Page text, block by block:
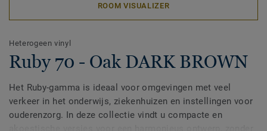
ROOM VISUALIZER
Heterogeen vinyl
Ruby 70 - Oak DARK BROWN
Het Ruby-gamma is ideaal voor omgevingen met veel
verkeer in het onderwijs, ziekenhuizen en instellingen voor
ouderenzorg. In deze collectie vindt u compacte en